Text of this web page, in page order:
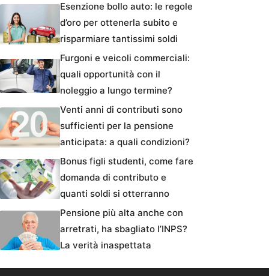
Esenzione bollo auto: le regole
d’oro per ottenerla subito e
risparmiare tantissimi soldi
Furgoni e veicoli commerciali:
quali opportunità con il
noleggio a lungo termine?
Venti anni di contributi sono
sufficienti per la pensione
anticipata: a quali condizioni?
Bonus figli studenti, come fare
domanda di contributo e
quanti soldi si otterranno
Pensione più alta anche con
arretrati, ha sbagliato l’INPS?
La verità inaspettata